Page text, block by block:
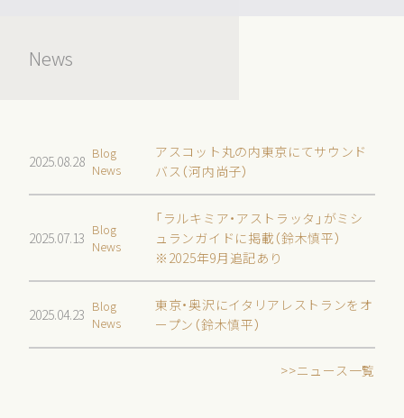
News
2025.08.28 Blog
News
アスコット丸の内東京にてサウンド
バス（河内尚子）
2025.07.13 Blog
News
「ラルキミア・アストラッタ」がミシ
ュランガイドに掲載（鈴木慎平）
※2025年9月追記あり
2025.04.23 Blog
News
東京・奥沢にイタリアレストランをオ
ープン（鈴木慎平）
ニュース一覧